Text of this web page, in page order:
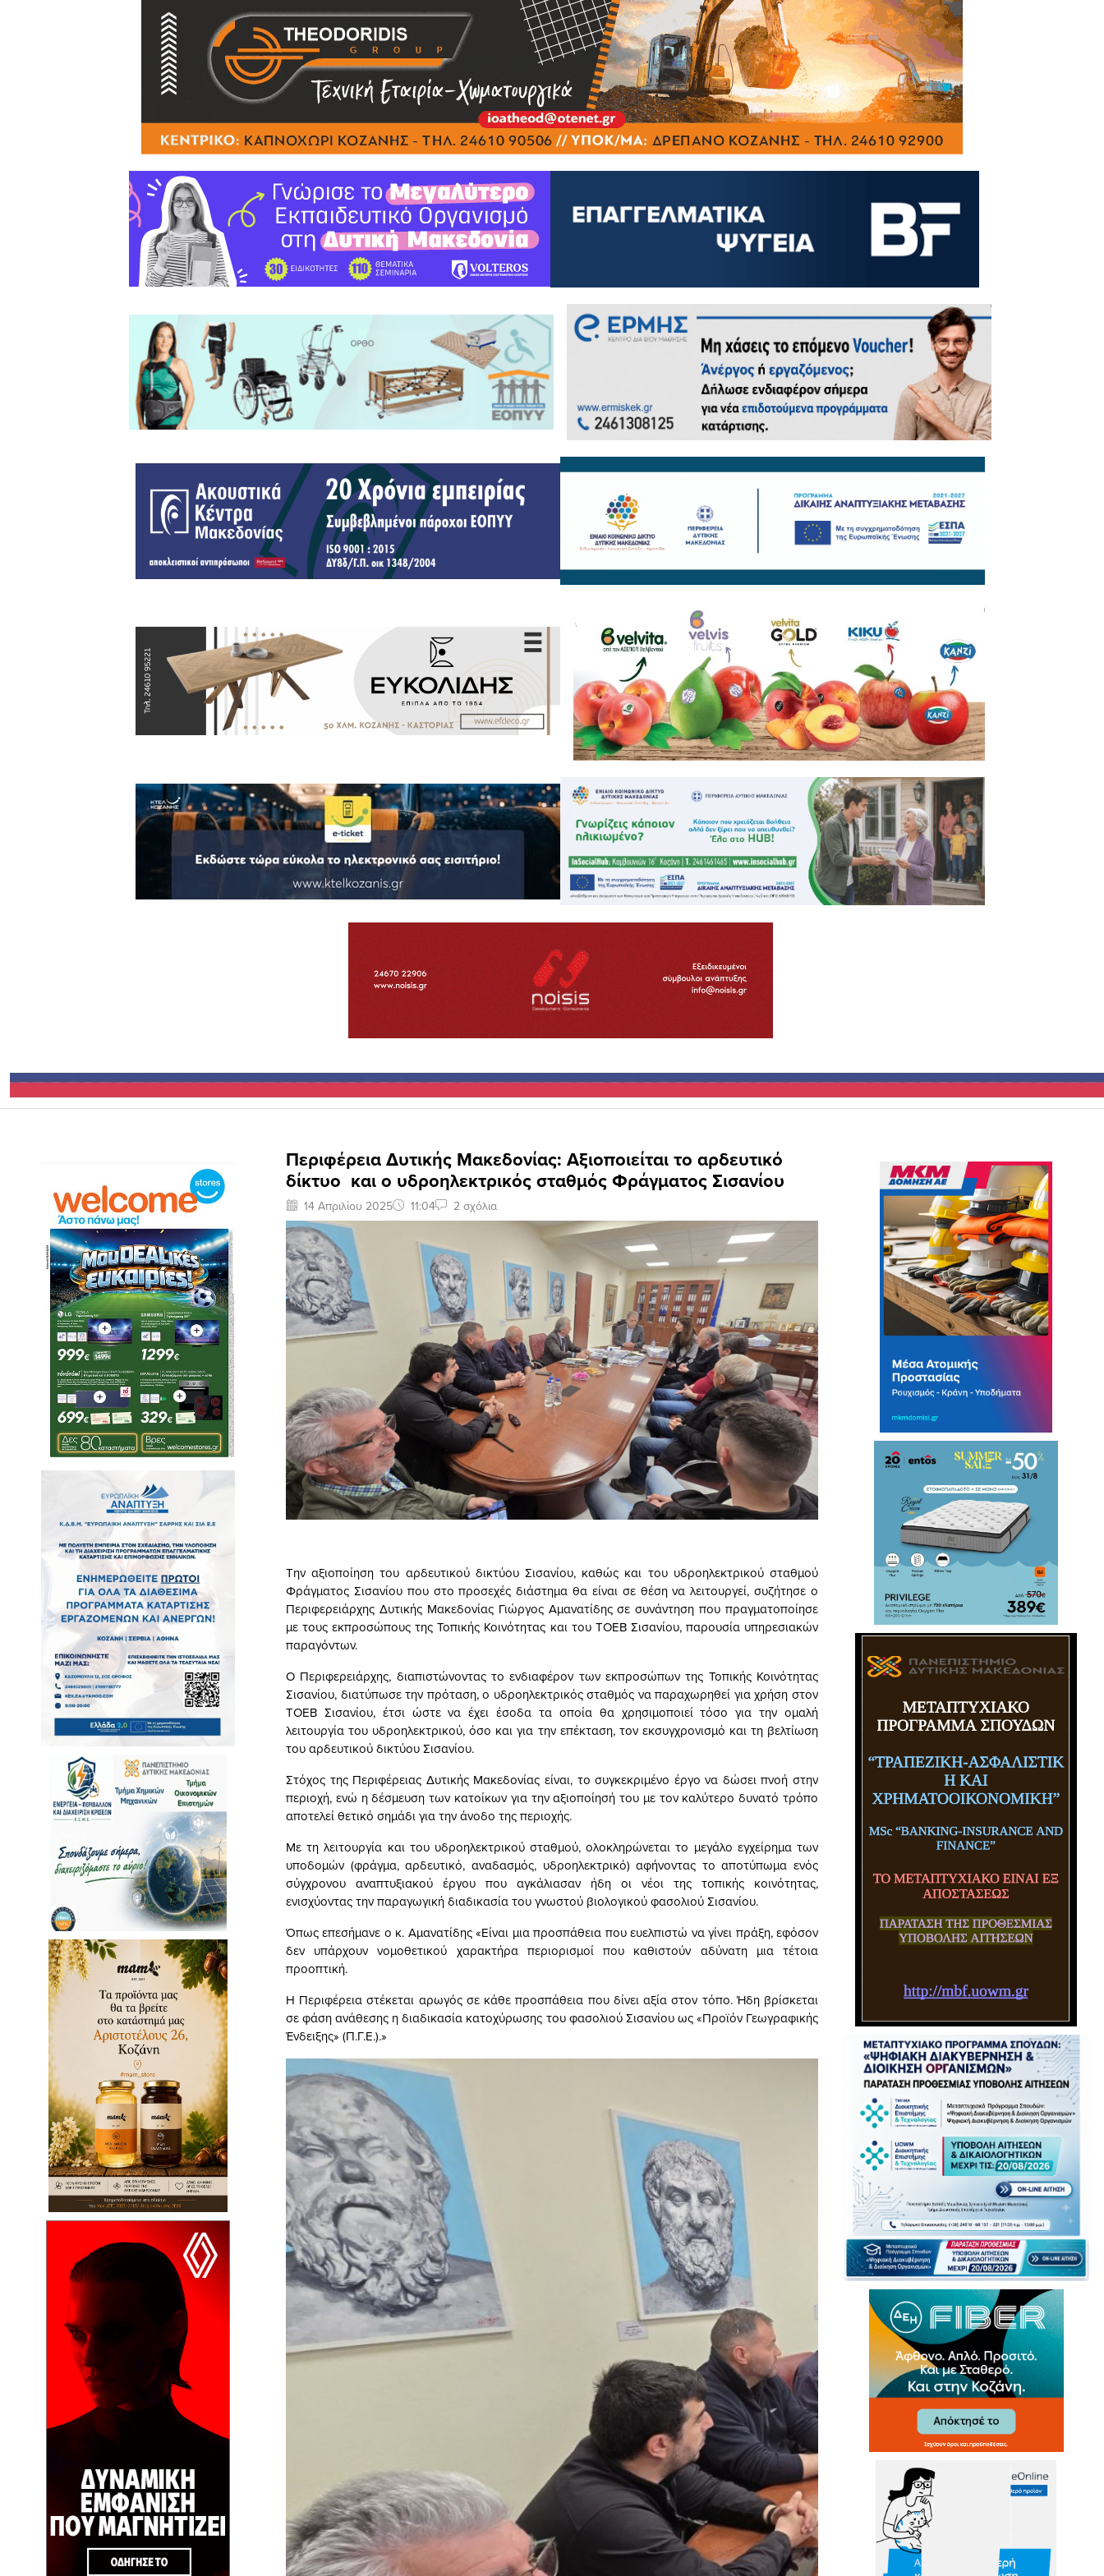
Περιφέρεια Δυτικής Μακεδονίας: Αξιοποιείται το αρδευτικό
δίκτυο και ο υδροηλεκτρικός σταθμός Φράγματος Σισανίου
14 Απριλίου 2025 11:04 2 σχόλια
Την αξιοποίηση του αρδευτικού δικτύου Σισανίου, καθώς και του υδροηλεκτρικού σταθμού
Φράγματος Σισανίου που στο προσεχές διάστημα θα είναι σε θέση να λειτουργεί, συζήτησε ο
Περιφερειάρχης Δυτικής Μακεδονίας Γιώργος Αμανατίδης σε συνάντηση που πραγματοποίησε
με τους εκπροσώπους της Τοπικής Κοινότητας και του ΤΟΕΒ Σισανίου, παρουσία υπηρεσιακών
παραγόντων.
Ο Περιφερειάρχης, διαπιστώνοντας το ενδιαφέρον των εκπροσώπων της Τοπικής Κοινότητας
Σισανίου, διατύπωσε την πρόταση, ο υδροηλεκτρικός σταθμός να παραχωρηθεί για χρήση στον
ΤΟΕΒ Σισανίου, έτσι ώστε να έχει έσοδα τα οποία θα χρησιμοποιεί τόσο για την ομαλή
λειτουργία του υδροηλεκτρικού, όσο και για την επέκταση, τον εκσυγχρονισμό και τη βελτίωση
του αρδευτικού δικτύου Σισανίου.
Στόχος της Περιφέρειας Δυτικής Μακεδονίας είναι, το συγκεκριμένο έργο να δώσει πνοή στην
περιοχή, ενώ η δέσμευση των κατοίκων για την αξιοποίησή του με τον καλύτερο δυνατό τρόπο
αποτελεί θετικό σημάδι για την άνοδο της περιοχής.
Με τη λειτουργία και του υδροηλεκτρικού σταθμού, ολοκληρώνεται το μεγάλο εγχείρημα των
υποδομών (φράγμα, αρδευτικό, αναδασμός, υδροηλεκτρικό) αφήνοντας το αποτύπωμα ενός
σύγχρονου αναπτυξιακού έργου που αγκάλιασαν ήδη οι νέοι της τοπικής κοινότητας,
ενισχύοντας την παραγωγική διαδικασία του γνωστού βιολογικού φασολιού Σισανίου.
Όπως επεσήμανε ο κ. Αμανατίδης «Είναι μια προσπάθεια που ευελπιστώ να γίνει πράξη, εφόσον
δεν υπάρχουν νομοθετικού χαρακτήρα περιορισμοί που καθιστούν αδύνατη μια τέτοια
προοπτική.
Η Περιφέρεια στέκεται αρωγός σε κάθε προσπάθεια που δίνει αξία στον τόπο. Ήδη βρίσκεται
σε φάση ανάθεσης η διαδικασία κατοχύρωσης του φασολιού Σισανίου ως «Προϊόν Γεωγραφικής
Ένδειξης» (Π.Γ.Ε.).»